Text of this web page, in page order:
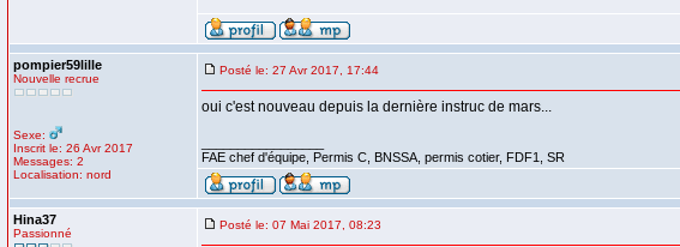
pompier59lille
Nouvelle recrue
Sexe:
Inscrit le: 26 Avr 2017
Messages: 2
Localisation: nord
Posté le: 27 Avr 2017, 17:44
oui c'est nouveau depuis la dernière instruc de mars...
FAE chef d'équipe, Permis C, BNSSA, permis cotier, FDF1, SR
Hina37
Passionné
Posté le: 07 Mai 2017, 08:23